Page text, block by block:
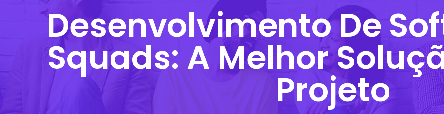
Desenvolvimento De
Squads: A Melhor
Projeto